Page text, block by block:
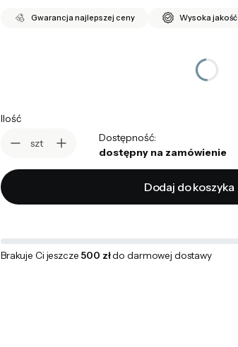
Gwarancja najlepszej ceny Wysoka jakość
Ilość
szt
Dostępność:
dostępny na zamówienie
Dodaj do koszyka
Brakuje Ci jeszcze 500 złdo darmowej dostawy